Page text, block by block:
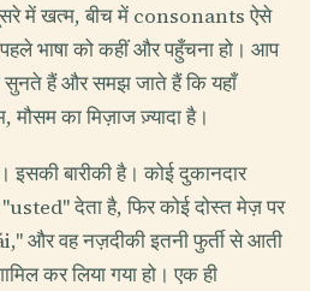
में खत्म, बीच में consonants ऐसे
भाषा को कहीं और पहुँचना हो। आप
हैं और समझ जाते हैं कि यहाँ
मौसम का मिज़ाज ज़्यादा है।
इसकी बारीकी है। कोई दुकानदार
देता है, फिर कोई दोस्त मेज़ पर
और वह नज़दीकी इतनी फुर्ती से आती
कर लिया गया हो। एक ही